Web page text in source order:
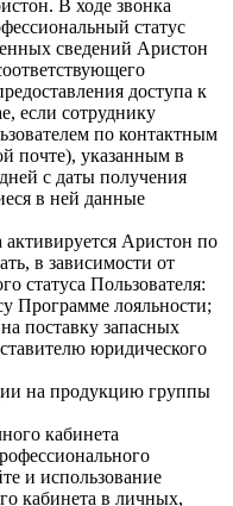
В ходе звонка
статус
сведений Аристон
доступа к
если сотруднику
по контактным
почте), указанным в
с даты получения
в ней данные
Аристон по
в зависимости от
статуса Пользователя:
Программе лояльности;
поставку запасных
юридического
на продукцию группы
кабинета
и использование
кабинета в личных,